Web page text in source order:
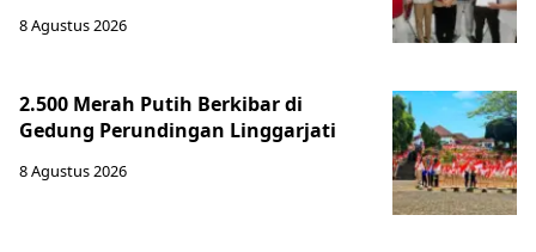
8 Agustus 2026
2.500 Merah Putih Berkibar di
Gedung Perundingan Linggarjati
8 Agustus 2026